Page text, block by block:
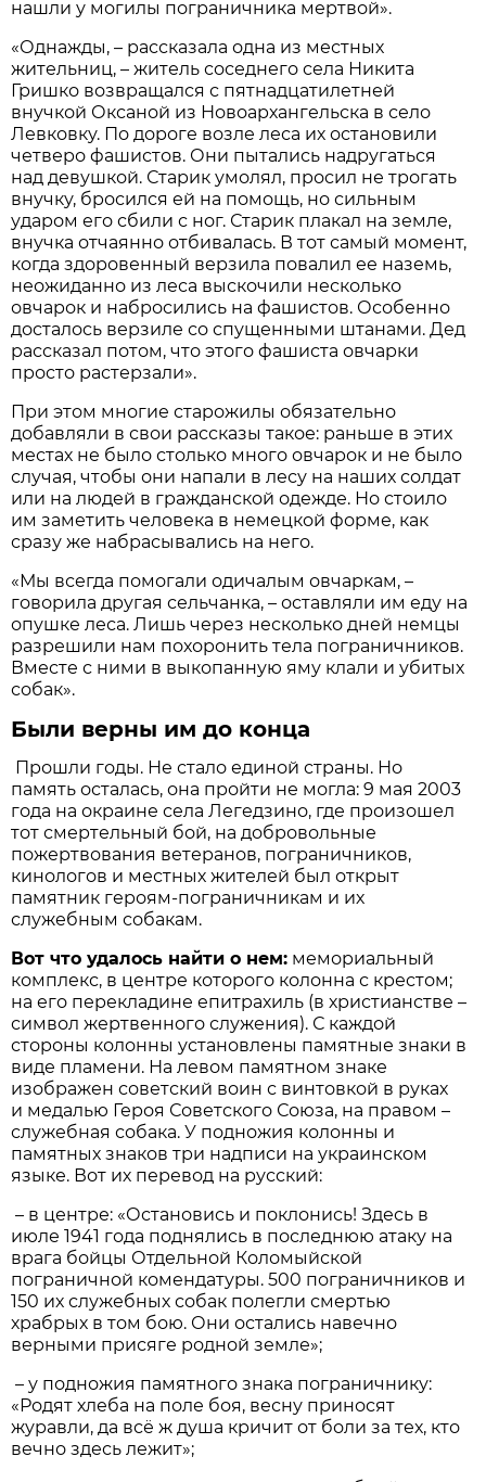
нашли у могилы пограничника мертвой».
«Однажды, – рассказала одна из местных
жительниц, – житель соседнего села Никита
Гришко возвращался с пятнадцатилетней
внучкой Оксаной из Новоархангельска в село
Левковку. По дороге возле леса их остановили
четверо фашистов. Они пытались надругаться
над девушкой. Старик умолял, просил не трогать
внучку, бросился ей на помощь, но сильным
ударом его сбили с ног. Старик плакал на земле,
внучка отчаянно отбивалась. В тот самый момент,
когда здоровенный верзила повалил ее наземь,
неожиданно из леса выскочили несколько
овчарок и набросились на фашистов. Особенно
досталось верзиле со спущенными штанами. Дед
рассказал потом, что этого фашиста овчарки
просто растерзали».
При этом многие старожилы обязательно
добавляли в свои рассказы такое: раньше в этих
местах не было столько много овчарок и не было
случая, чтобы они напали в лесу на наших солдат
или на людей в гражданской одежде. Но стоило
им заметить человека в немецкой форме, как
сразу же набрасывались на него.
«Мы всегда помогали одичалым овчаркам, –
говорила другая сельчанка, – оставляли им еду на
опушке леса. Лишь через несколько дней немцы
разрешили нам похоронить тела пограничников.
Вместе с ними в выкопанную яму клали и убитых
собак».
Были верны им до конца
Прошли годы. Не стало единой страны. Но
память осталась, она пройти не могла: 9 мая 2003
года на окраине села Легедзино, где произошел
тот смертельный бой, на добровольные
пожертвования ветеранов, пограничников,
кинологов и местных жителей был открыт
памятник героям-пограничникам и их
служебным собакам.
Вот что удалось найти о нем: мемориальный
комплекс, в центре которого колонна с крестом;
на его перекладине епитрахиль (в христианстве –
символ жертвенного служения). С каждой
стороны колонны установлены памятные знаки в
виде пламени. На левом памятном знаке
изображен советский воин с винтовкой в руках
и медалью Героя Советского Союза, на правом –
служебная собака. У подножия колонны и
памятных знаков три надписи на украинском
языке. Вот их перевод на русский:
– в центре: «Остановись и поклонись! Здесь в
июле 1941 года поднялись в последнюю атаку на
врага бойцы Отдельной Коломыйской
пограничной комендатуры. 500 пограничников и
150 их служебных собак полегли смертью
храбрых в том бою. Они остались навечно
верными присяге родной земле»;
– у подножия памятного знака пограничнику:
«Родят хлеба на поле боя, весну приносят
журавли, да всё ж душа кричит от боли за тех, кто
вечно здесь лежит»;